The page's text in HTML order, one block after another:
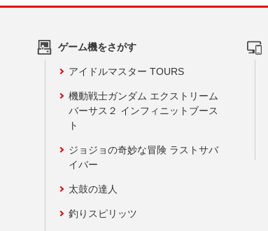
ゲーム機をさがす
アイドルマスター TOURS
機動戦士ガンダム エクストリーム
バーサス２ インフィニットブース
ト
ジョジョの奇妙な冒険 ラストサバ
イバー
太鼓の達人
釣りスピリッツ